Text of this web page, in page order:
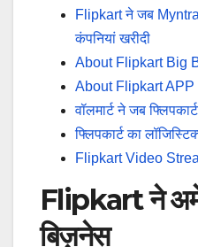
Flipkart ने जब
कंपनियां खरीदी
About Flipkart Big
About Flipkart APP
वॉलमार्ट ने जब
फ्लिपकार्ट का
Flipkart Video
Flipkart ने
बिज़नेस